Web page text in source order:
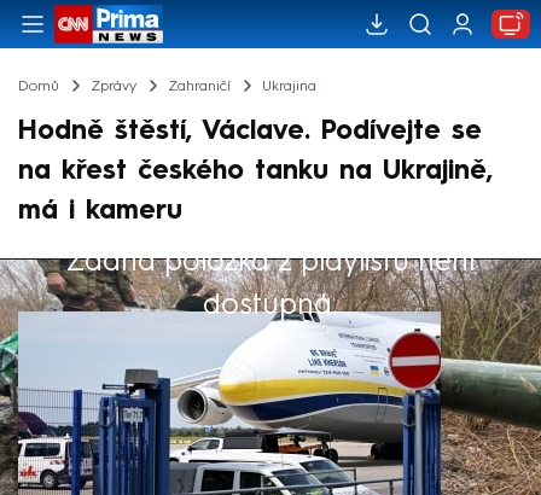
Domů Zprávy Zahraničí Ukrajina
Hodně štěstí, Václave. Podívejte se
na křest českého tanku na Ukrajině,
má i kameru
Žádná položka z playlistu není
dostupná.
Výběr redakce